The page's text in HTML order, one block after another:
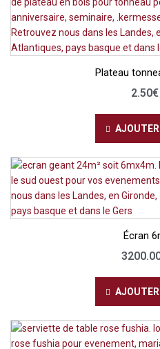
Plateau
2.50€
Écran